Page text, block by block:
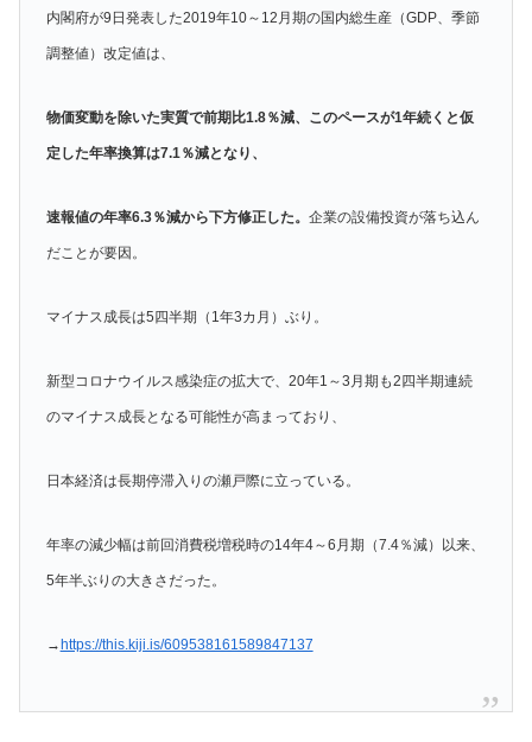
内閣府が9日発表した2019年10～12月期の国内総生産（GDP、季節
調整値）改定値は、
物価変動を除いた実質で前期比1.8％減、このペースが1年続くと仮
定した年率換算は7.1％減となり、
速報値の年率6.3％減から下方修正した。 企業の設備投資が落ち込ん
だことが要因。
マイナス成長は5四半期（1年3カ月）ぶり。
新型コロナウイルス感染症の拡大で、20年1～3月期も2四半期連続
のマイナス成長となる可能性が高まっており、
日本経済は長期停滞入りの瀬戸際に立っている。
年率の減少幅は前回消費税増税時の14年4～6月期（7.4％減）以来、
5年半ぶりの大きさだった。
→https://this.kiji.is/609538161589847137